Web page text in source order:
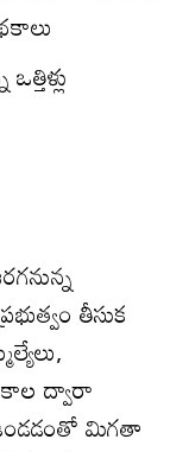
తీసుక
ద్వారా
మిగతా